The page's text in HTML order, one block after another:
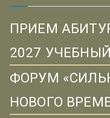
ПРИЕМ
2027
ФОРУМ
НОВОГО